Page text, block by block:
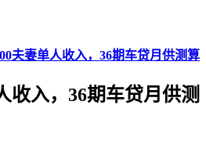
夫妻单人收入，36期车贷月供测算
收入，36期车贷月供测